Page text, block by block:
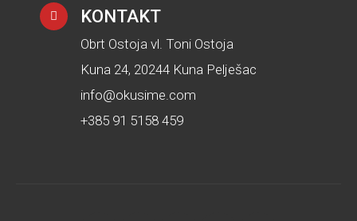
KONTAKT
Obrt Ostoja vl. Toni Ostoja
Kuna 24, 20244 Kuna Pelješac
info@okusime.com
+385 91 5158 459